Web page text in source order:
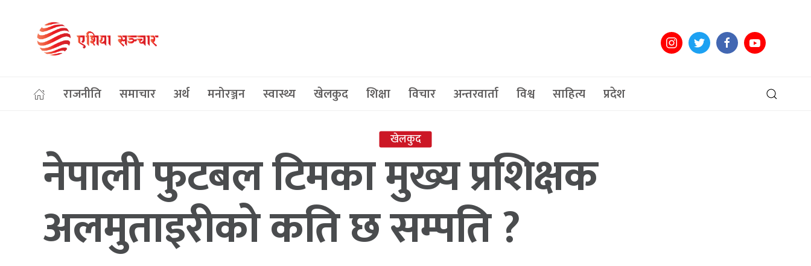
राजनीति समाचार अर्थ मनोरञ्जन स्वास्थ्य खेलकुद शिक्षा विचार अन्तरवार्ता विश्व साहित्य प्रदेश
खेलकुद
नेपाली फुटबल टिमका मुख्य प्रशिक्षक
अलमुताइरीको कति छ सम्पति ?